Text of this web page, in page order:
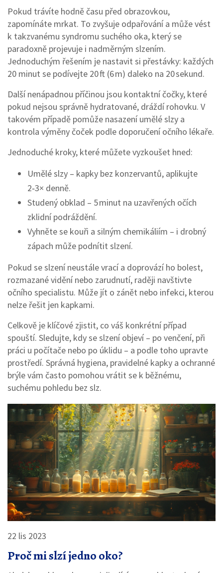
Pokud trávíte hodně času před obrazovkou,
zapomínáte mrkat. To zvyšuje odpařování a může vést
k takzvanému syndromu suchého oka, který se
paradoxně projevuje i nadměrným slzením.
Jednoduchým řešením je nastavit si přestávky: každých
20 minut se podívejte 20 ft (6 m) daleko na 20 sekund.
Další nenápadnou příčinou jsou kontaktní čočky, které
pokud nejsou správně hydratované, dráždí rohovku. V
takovém případě pomůže nasazení umělé slzy a
kontrola výměny čoček podle doporučení očního lékaře.
Jednoduché kroky, které můžete vyzkoušet hned:
Umělé slzy – kapky bez konzervantů, aplikujte
2‑3× denně.
Studený obklad – 5 minut na uzavřených očích
zklidní podráždění.
Vyhněte se kouři a silným chemikáliím – i drobný
zápach může podnítit slzení.
Pokud se slzení neustále vrací a doprovází ho bolest,
rozmazané vidění nebo zarudnutí, raději navštivte
očního specialistu. Může jít o zánět nebo infekci, kterou
nelze řešit jen kapkami.
Celkově je klíčové zjistit, co váš konkrétní případ
spouští. Sledujte, kdy se slzení objeví – po venčení, při
práci u počítače nebo po úklidu – a podle toho upravte
prostředí. Správná hygiena, pravidelné kapky a ochranné
brýle vám často pomohou vrátit se k běžnému,
suchému pohledu bez slz.
22 lis 2023
Proč mi slzí jedno oko?